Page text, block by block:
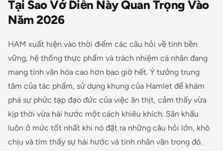
Tại Sao Vở Diễn Này Quan Trọng Vào
Năm 2026
HAM xuất hiện vào thời điểm các câu hỏi về tính bền
vững, hệ thống thực phẩm và trách nhiệm cá nhân đang
mang tính văn hóa cao hơn bao giờ hết. Ý tưởng trung
tâm của tác phẩm, sử dụng khung của Hamlet để khám
phá sự phức tạp đạo đức của việc ăn thịt, cảm thấy vừa
kịp thời vừa hài hước một cách khiêu khích. Sân khấu
luôn ở mức tốt nhất khi nó đặt ra những câu hỏi lớn, khó
chịu và tìm thấy sự hài hước và tính nhân văn trong đó.